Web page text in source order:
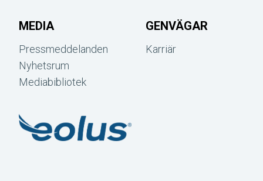
MEDIA
Pressmeddelanden
Nyhetsrum
Mediabibliotek
GENVÄGAR
Karriär